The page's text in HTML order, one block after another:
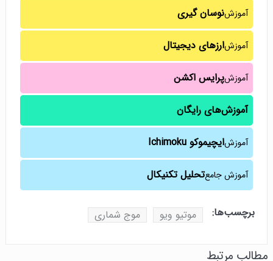
آموزشنوسان گیری
آموزشارزهای دیجیتال
آموزشپرایس اکشن
آموزش‌های رایگان
آموزشایچیموکو Ichimoku
آموزش جامعتحلیل تکنیکال
برچسب‌ها: موتیو ویو موج شماری
مطالب مرتبط